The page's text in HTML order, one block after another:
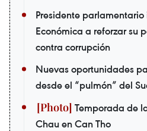
Presidente parlamentario
Económica a reforzar su
contra corrupción
Nuevas oportunidades
desde el “pulmón” del
Temporada de
Chau en Can Tho